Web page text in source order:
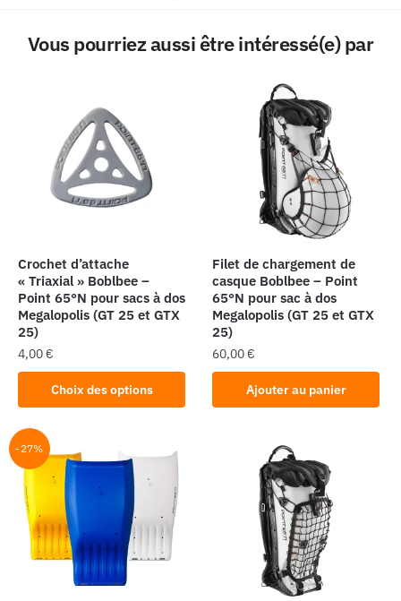
Vous pourriez aussi être intéressé(e) par
Crochet d’attache
« Triaxial » Boblbee –
Point 65°N pour sacs à dos
Megalopolis (GT 25 et GTX
25)
4,00€
Choix des options
produit
a
plusieurs
variations.
Les
options
peuvent
être
Filet de chargement de
casque Boblbee – Point
65°N pour sac à dos
Megalopolis (GT 25 et GTX
25)
60,00€
Ajouter au panier
-27%